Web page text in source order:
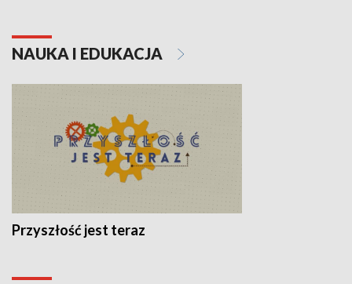
NAUKA I EDUKACJA
Przyszłość jest teraz